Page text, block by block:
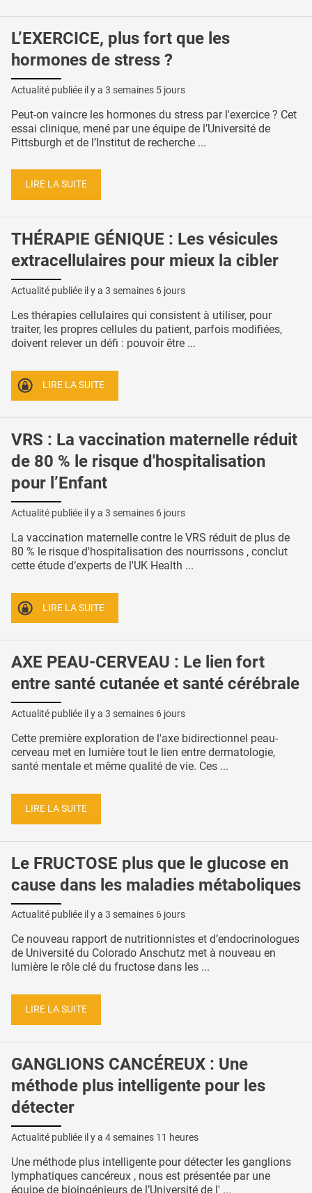
L’EXERCICE, plus fort que les
hormones de stress ?
Actualité publiée il y a 3 semaines 5 jours
Peut-on vaincre les hormones du stress par l'exercice ? Cet
essai clinique, mené par une équipe de l’Université de
Pittsburgh et de l’Institut de recherche ...
LIRE LA SUITE
THÉRAPIE GÉNIQUE : Les vésicules
extracellulaires pour mieux la cibler
Actualité publiée il y a 3 semaines 6 jours
Les thérapies cellulaires qui consistent à utiliser, pour
traiter, les propres cellules du patient, parfois modifiées,
doivent relever un défi : pouvoir être ...
LIRE LA SUITE
VRS : La vaccination maternelle réduit
de 80 % le risque d'hospitalisation
pour l’Enfant
Actualité publiée il y a 3 semaines 6 jours
La vaccination maternelle contre le VRS réduit de plus de
80 % le risque d'hospitalisation des nourrissons , conclut
cette étude d’experts de l'UK Health ...
LIRE LA SUITE
AXE PEAU-CERVEAU : Le lien fort
entre santé cutanée et santé cérébrale
Actualité publiée il y a 3 semaines 6 jours
Cette première exploration de l'axe bidirectionnel peau-
cerveau met en lumière tout le lien entre dermatologie,
santé mentale et même qualité de vie. Ces ...
LIRE LA SUITE
Le FRUCTOSE plus que le glucose en
cause dans les maladies métaboliques
Actualité publiée il y a 3 semaines 6 jours
Ce nouveau rapport de nutritionnistes et d’endocrinologues
de Université du Colorado Anschutz met à nouveau en
lumière le rôle clé du fructose dans les ...
LIRE LA SUITE
GANGLIONS CANCÉREUX : Une
méthode plus intelligente pour les
détecter
Actualité publiée il y a 4 semaines 11 heures
Une méthode plus intelligente pour détecter les ganglions
lymphatiques cancéreux , nous est présentée par une
équipe de bioingénieurs de l’Université de l' ...